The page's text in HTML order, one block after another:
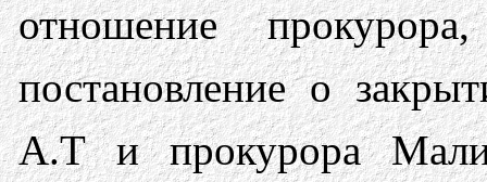
отношение
постановление о
А.Т и прокурора